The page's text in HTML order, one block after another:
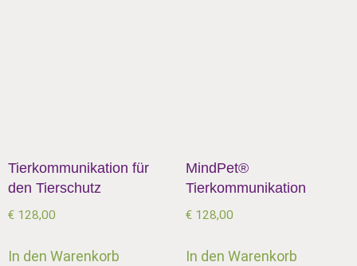
Tierkommunikation für
den Tierschutz
€ 128,00
In den Warenkorb
MindPet®
Tierkommunikation
€128,00
In den Warenkorb